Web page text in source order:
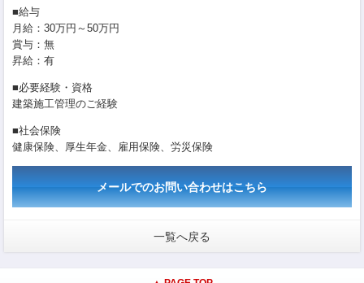
■給与
月給：30万円～50万円
賞与：無
昇給：有
■必要経験・資格
建築施工管理のご経験
■社会保険
健康保険、厚生年金、雇用保険、労災保険
メールでのお問い合わせはこちら
一覧へ戻る